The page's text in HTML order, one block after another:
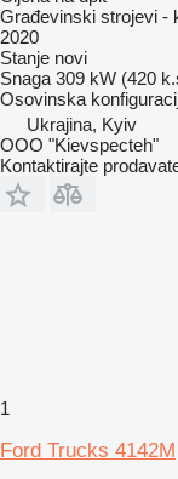
Građevinski strojevi -
2020
Stanje novi
Snaga 309 kW (420
Osovinska
Ukrajina, Kyiv
OOO "Kievspecteh"
Kontaktirajte
1
Ford Trucks 4142M